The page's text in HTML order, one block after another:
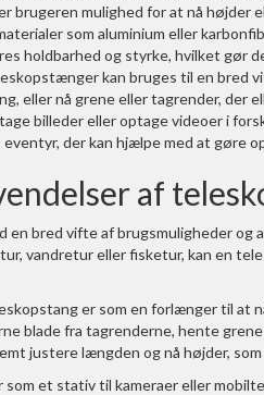
brugeren mulighed for at nå højder
som aluminium eller
holdbarhed og styrke, hvilket gør
kan bruges til en bred
eller nå grene eller tagrender, der
billeder eller optage videoer i
der kan hjælpe med at gøre
af
bred vifte af brugsmuligheder og
vandretur eller fisketur, kan en
er som en forlænger til at
blade fra tagrenderne, hente
justere længden og nå højder,
et stativ til kameraer eller